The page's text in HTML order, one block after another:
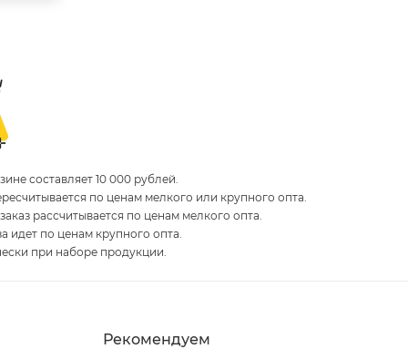
составляет 10 000 рублей.
по ценам мелкого или крупного опта.
рассчитывается по ценам мелкого опта.
идет по ценам крупного опта.
при наборе продукции.
Рекомендуем